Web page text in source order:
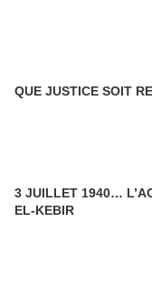
QUE JUSTICE SOIT
3 JUILLET 1940…
EL-KEBIR